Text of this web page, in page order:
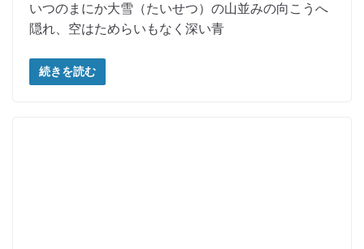
いつのまにか大雪（たいせつ）の山並みの向こうへ
隠れ、空はためらいもなく深い青
続きを読む